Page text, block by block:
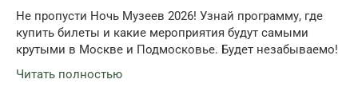
Не пропусти Ночь Музеев 2026! Узнай программу, где
купить билеты и какие мероприятия будут самыми
крутыми в Москве и Подмосковье. Будет незабываемо!
Читать полностью